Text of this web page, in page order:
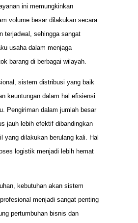
ini memungkinkan
volume besar dilakukan secara
terjadwal, sehingga sangat
usaha dalam menjaga
barang di berbagai wilayah.
sistem distribusi yang baik
keuntungan dalam hal efisiensi
Pengiriman dalam jumlah besar
jauh lebih efektif dibandingkan
yang dilakukan berulang kali. Hal
logistik menjadi lebih hemat
kebutuhan akan sistem
menjadi sangat penting
pertumbuhan bisnis dan